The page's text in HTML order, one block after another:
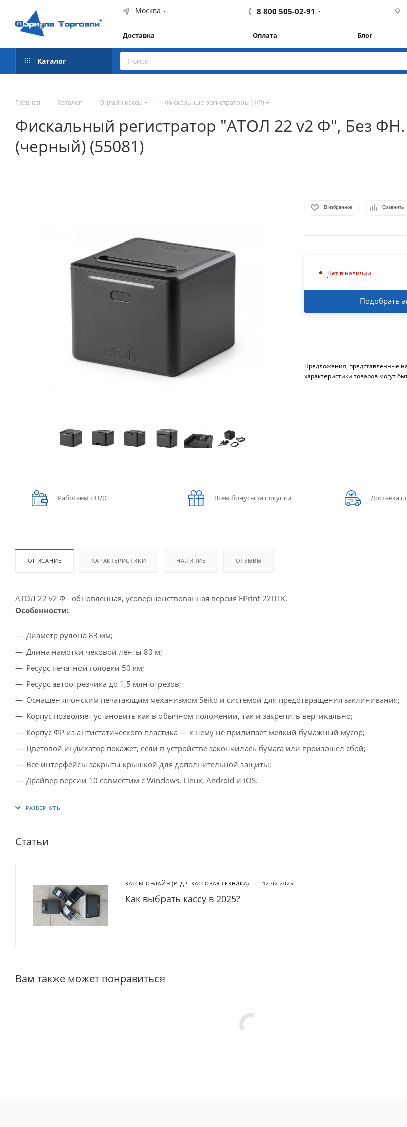
Москва 8 800 505-02-91
Доставка Оплата Блог
Каталог
Главная — Каталог — Онлайн кассы — Фискальные регистраторы (ФР)
Фискальный регистратор "АТОЛ 22 v2 Ф", Без ФН.
(черный) (55081)
В избранное Сравнить
Нет в наличии
Подобрать
Предложения, представленные
характеристики товаров могут
Работаем с НДС Всем бонусы за покупки Доставка
ОПИСАНИЕ ХАРАКТЕРИСТИКИ НАЛИЧИЕ ОТЗЫВЫ
АТОЛ 22 v2 Ф - обновленная, усовершенствованная версия FPrint-22ПТК.
Особенности:
Диаметр рулона 83 мм;
Длина намотки чековой ленты 80 м;
Ресурс печатной головки 50 км;
Ресурс автоотрезчика до 1,5 млн отрезов;
Оснащен японским печатающим механизмом Seiko и системой для предотвращения заклинивания;
Корпус позволяет установить как в обычном положении, так и закрепить вертикально;
Корпус ФР из антистатического пластика — к нему не прилипает мелкий бумажный мусор;
Цветовой индикатор покажет, если в устройстве закончилась бумага или произошел сбой;
Все интерфейсы закрыты крышкой для дополнительной защиты;
Драйвер версии 10 совместим с Windows, Linux, Android и iOS.
Статьи
КАССЫ-ОНЛАЙН (И ДР. КАССОВАЯ ТЕХНИКА) — 12.02.2025
Как выбрать кассу в 2025?
Вам также может понравиться